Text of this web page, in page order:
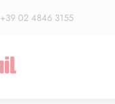
+39 02 4846 3155